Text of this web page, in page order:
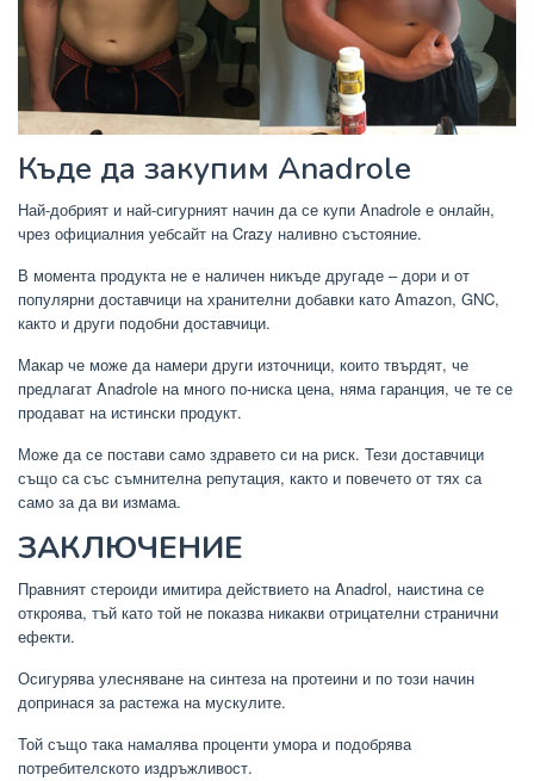
Къде да закупим Anadrole
Най-добрият и най-сигурният начин да се купи Anadrole е онлайн,
чрез официалния уебсайт на Crazy наливно състояние.
В момента продукта не е наличен никъде другаде – дори и от
популярни доставчици на хранителни добавки като Amazon, GNC,
както и други подобни доставчици.
Макар че може да намери други източници, които твърдят, че
предлагат Anadrole на много по-ниска цена, няма гаранция, че те се
продават на истински продукт.
Може да се постави само здравето си на риск. Тези доставчици
също са със съмнителна репутация, както и повечето от тях са
само за да ви измама.
ЗАКЛЮЧЕНИЕ
Правният стероиди имитира действието на Anadrol, наистина се
откроява, тъй като той не показва никакви отрицателни странични
ефекти.
Осигурява улесняване на синтеза на протеини и по този начин
допринася за растежа на мускулите.
Той също така намалява проценти умора и подобрява
потребителското издръжливост.